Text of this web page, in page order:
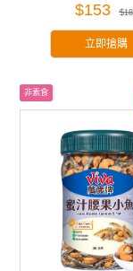
$153
立即搶購
非素食